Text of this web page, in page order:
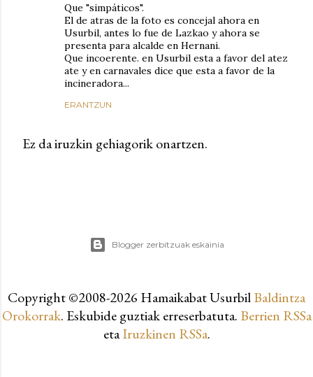
Que "simpáticos".
El de atras de la foto es concejal ahora en
Usurbil, antes lo fue de Lazkao y ahora se
presenta para alcalde en Hernani.
Que incoerente. en Usurbil esta a favor del atez
ate y en carnavales dice que esta a favor de la
incineradora...
ERANTZUN
Ez da iruzkin gehiagorik onartzen.
Blogger zerbitzuak eskainia
Copyright ©2008-2026 Hamaikabat UsurbilBaldintza
Orokorrak. Eskubide guztiak erreserbatuta. Berrien RSSa
etaIruzkinen RSSa.